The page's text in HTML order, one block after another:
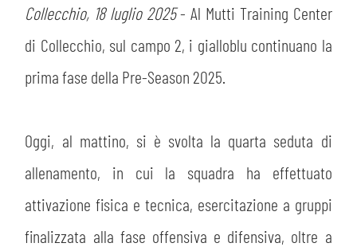
TICKET GIFT CARD
STORIA
MUTTI TRAINING CENTER
MUSEO
STADIO TARDINI
CSR
ACADEMY
Collecchio, 18 luglio 2025- Al Mutti Training Center
di Collecchio, sul campo 2, i gialloblu continuano la
prima fase della Pre-Season 2025.
Oggi, al mattino, si è svolta la quarta seduta di
allenamento, in cui la squadra ha effettuato
attivazione fisica e tecnica, esercitazione a gruppi
finalizzata alla fase offensiva e difensiva, oltre a